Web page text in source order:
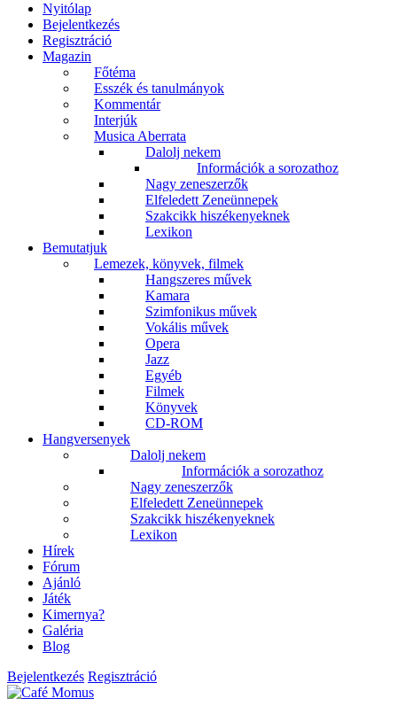
Nyitólap
Bejelentkezés
Regisztráció
Magazin
Főtéma
Esszék és tanulmányok
Kommentár
Interjúk
Musica Aberrata
Dalolj nekem
Információk a sorozathoz
Nagy zeneszerzők
Elfeledett Zeneünnepek
Szakcikk hiszékenyeknek
Lexikon
Bemutatjuk
Lemezek, könyvek, filmek
Hangszeres művek
Kamara
Szimfonikus művek
Vokális művek
Opera
Jazz
Egyéb
Filmek
Könyvek
CD-ROM
Hangversenyek
Dalolj nekem
Információk a sorozathoz
Nagy zeneszerzők
Elfeledett Zeneünnepek
Szakcikk hiszékenyeknek
Lexikon
Hírek
Fórum
Ajánló
Játék
Kimernya?
Galéria
Blog
Bejelentkezés Regisztráció